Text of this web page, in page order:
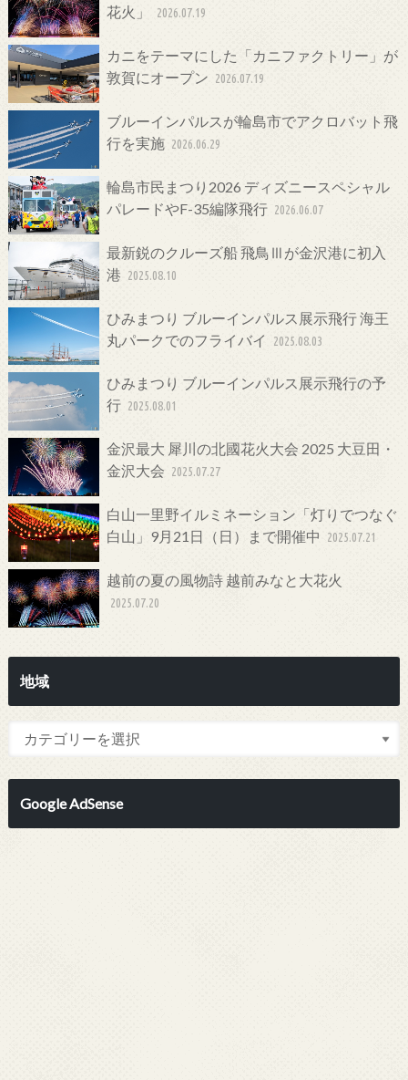
花火」
2026.07.19
カニをテーマにした「カニファクトリー」が
敦賀にオープン 2026.07.19
ブルーインパルスが輪島市でアクロバット飛
行を実施 2026.06.29
輪島市民まつり2026 ディズニースペシャル
パレードやF-35編隊飛行 2026.06.07
最新鋭のクルーズ船 飛鳥Ⅲが金沢港に初入
港 2025.08.10
ひみまつり ブルーインパルス展示飛行 海王
丸パークでのフライバイ
2025.08.03
ひみまつり ブルーインパルス展示飛行の予
行 2025.08.01
金沢最大 犀川の北國花火大会 2025 大豆田・
金沢大会 2025.07.27
白山一里野イルミネーション「灯りでつなぐ
白山」9月21日（日）まで開催中
2025.07.21
越前の夏の風物詩 越前みなと大花火
2025.07.20
地域
Google AdSense